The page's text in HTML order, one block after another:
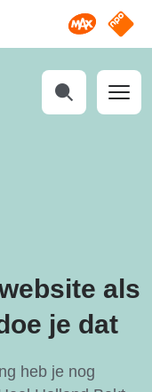
Omroep
NPO
als
je dat
heb je nog